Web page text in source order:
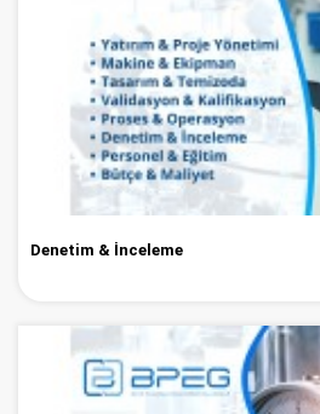
Denetim & İnceleme